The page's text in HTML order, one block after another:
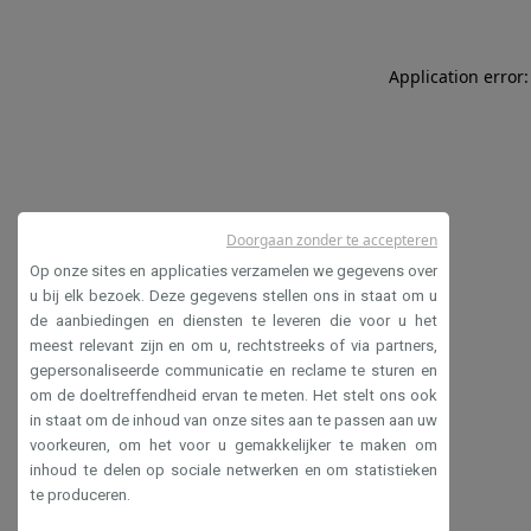
Application
Op onze sites en applicaties verzamelen we gegevens over
u bij elk bezoek. Deze gegevens stellen ons in staat om u
de aanbiedingen en diensten te leveren die voor u het
meest relevant zijn en om u, rechtstreeks of via partners,
gepersonaliseerde communicatie en reclame te sturen en
om de doeltreffendheid ervan te meten. Het stelt ons ook
in staat om de inhoud van onze sites aan te passen aan uw
voorkeuren, om het voor u gemakkelijker te maken om
inhoud te delen op sociale netwerken en om statistieken
te produceren.
Doorgaan zonder te accepteren